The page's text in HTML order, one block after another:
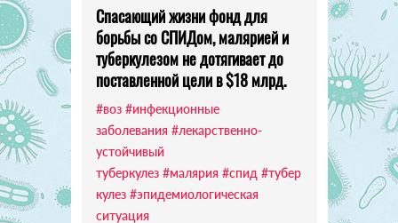
Спасающий жизни фонд для
борьбы со СПИДом, малярией и
туберкулезом не дотягивает до
поставленной цели в $18 млрд.
#воз #инфекционные
заболевания #лекарственно-
устойчивый
туберкулез #малярия #спид #тубер
кулез #эпидемиологическая
ситуация